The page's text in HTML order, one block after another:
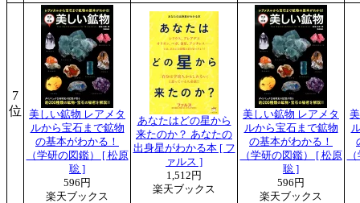
7
位
美しい鉱物 レアメタ
ルから宝石まで鉱物
の基本がわかる！
（学研の図鑑） [ 松原
聡 ]
596円
楽天ブックス
あなたはどの星から
来たのか？ あなたの
出身星がわかる本 [ フ
ァルス ]
1,512円
楽天ブックス
美しい鉱物 レアメタ
ルから宝石まで鉱物
の基本がわかる！
（学研の図鑑） [ 松原
聡 ]
596円
楽天ブックス